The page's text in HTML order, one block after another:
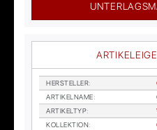
HER­STEL­LER:
AR­TI­KEL­NA­ME:
AR­TI­KEL­TYP:
KOL­LEK­TI­ON: